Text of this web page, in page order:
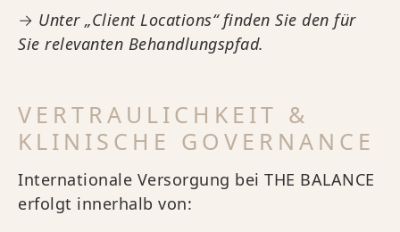
→ Unter „Client Locations“ finden Sie den für
Sie relevanten Behandlungspfad.
VERTRAULICHKEIT &
KLINISCHE GOVERNANCE
Internationale Versorgung bei THE BALANCE
erfolgt innerhalb von: